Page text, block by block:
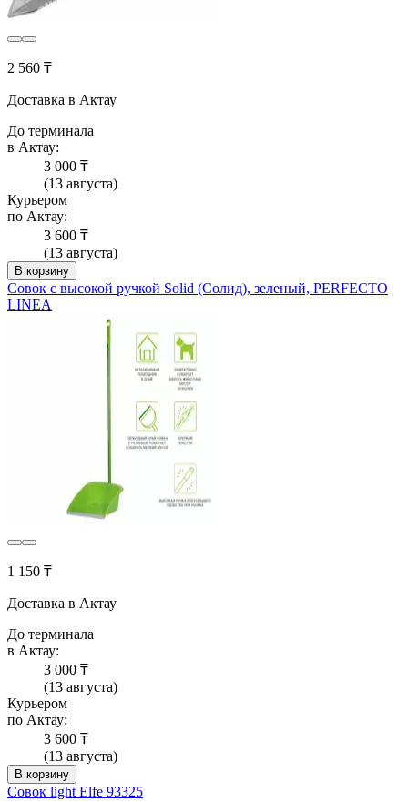
2 560 ₸
Доставка в Актау
До терминала
в Актау:
3 000 ₸
(13 августа)
Курьером
по Актау:
3 600 ₸
(13 августа)
В корзину
Совок с высокой ручкой Solid (Солид), зеленый, PERFECTO
LINEA
1 150 ₸
Доставка в Актау
До терминала
в Актау:
3 000 ₸
(13 августа)
Курьером
по Актау:
3 600 ₸
(13 августа)
В корзину
Совок light Elfe 93325